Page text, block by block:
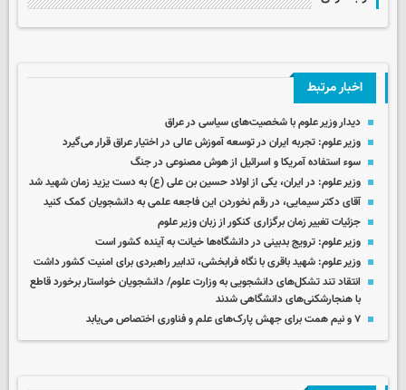
اخبار مرتبط
دیدار وزیر علوم با شخصیت‌های سیاسی در عراق
وزیر علوم: تجربه ایران در توسعه آموزش عالی در اختیار عراق قرار می‌گیرد
سوء استفاده آمریکا و اسرائیل از هوش مصنوعی در جنگ
وزیر علوم: در ایران، یکی‌ از اولاد حسین بن علی (ع) به دست یزید زمان شهید شد
آقای دکتر سیمایی، در رقم نخوردن این فاجعه علمی به دانشجویان کمک کنید
جزئیات تغییر زمان برگزاری کنکور از زبان وزیر علوم
وزیر علوم: ترویج بدبینی در دانشگاه‌ها خیانت به آینده کشور است
وزیر علوم: شهید باقری با نگاه فرابخشی، تدابیر راهبردی برای امنیت کشور داشت
انتقاد تند تشکل‌های دانشجویی به وزارت علوم/ دانشجویان خواستار برخورد قاطع
با هنجارشکنی‌های دانشگاهی شدند
۷ و نیم همت برای جهش پارک‌های علم و فناوری اختصاص می‌یابد